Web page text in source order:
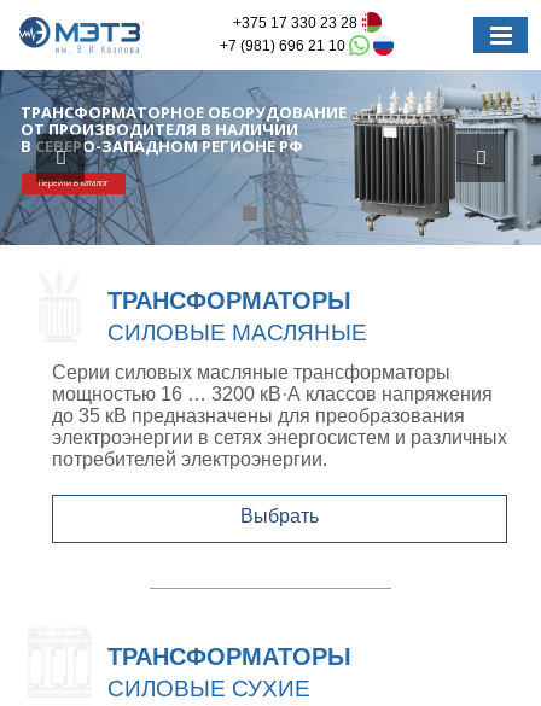
+375 17 330 23 28
+7 (981) 696 21 10
ТРАНСФОРМАТОРЫ
СИЛОВЫЕ МАСЛЯНЫЕ
Серии силовых масляные трансформаторы
мощностью 16 … 3200 кВ·А классов напряжения
до 35 кВ предназначены для преобразования
электроэнергии в сетях энергосистем и различных
потребителей электроэнергии.
Выбрать
ТРАНСФОРМАТОРЫ
СИЛОВЫЕ СУХИЕ